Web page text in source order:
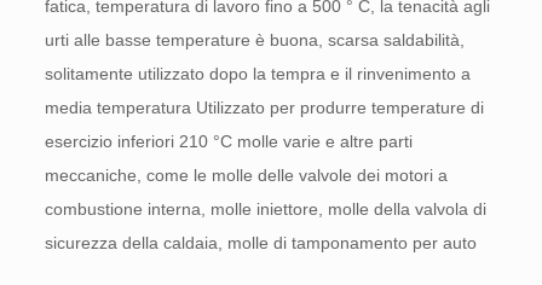
fatica, temperatura di lavoro fino a 500 ° C, la tenacità agli
urti alle basse temperature è buona, scarsa saldabilità,
solitamente utilizzato dopo la tempra e il rinvenimento a
media temperatura Utilizzato per produrre temperature di
esercizio inferiori 210 °C molle varie e altre parti
meccaniche, come le molle delle valvole dei motori a
combustione interna, molle iniettore, molle della valvola di
sicurezza della caldaia, molle di tamponamento per auto